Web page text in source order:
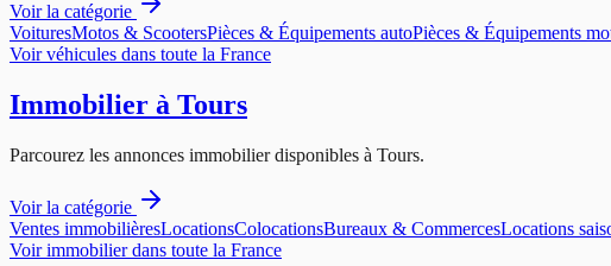
Voir la catégorie
VoituresMotos & ScootersPièces & Équipements autoPièces & Équipements
Voirvéhicules dans toute la France
Immobilier à Tours
Parcourez les annonces immobilierdisponibles à Tours.
Voir la catégorie
Ventes immobilièresLocationsColocationsBureaux & CommercesLocations
Voirimmobilierdans toute la France